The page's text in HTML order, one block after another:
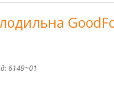
6149~01